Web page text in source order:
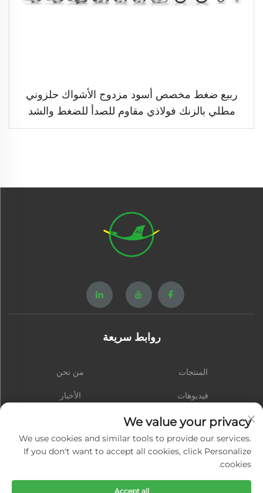
ربيع ضغط مخصص أسود مزدوج الأشواك حلزوني
مطلي بالزنك فولاذي مقاوم للصدأ للضغط والشد
روابط سريعة
المنتجات من نحن
فيديوهات الأخبار
الاتصال
We value your privacy
We use cookies and similar tools to provide our services.
If you don't want to accept all cookies, click Personalize
cookies.
Accept all